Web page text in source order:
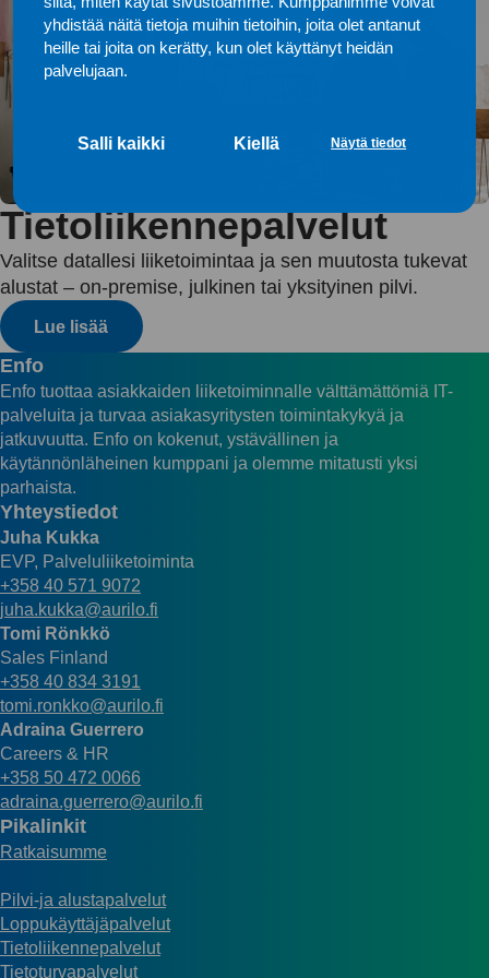
yhdistää näitä tietoja muihin tietoihin, joita olet antanut
heille tai joita on kerätty, kun olet käyttänyt heidän
palvelujaan.
Salli kaikki Kiellä Näytä tiedot
Tietoliikennepalvelut
Valitse datallesi liiketoimintaa ja sen muutosta tukevat
alustat – on-premise, julkinen tai yksityinen pilvi.
Lue lisää
Enfo
Enfo tuottaa asiakkaiden liiketoiminnalle välttämättömiä IT-
palveluita ja turvaa asiakasyritysten toimintakykyä ja
jatkuvuutta. Enfo on kokenut, ystävällinen ja
käytännönläheinen kumppani ja olemme mitatusti yksi
parhaista.
Yhteystiedot
Juha Kukka
EVP, Palveluliiketoiminta
+358 40 571 9072
juha.kukka@aurilo.fi
Tomi Rönkkö
Sales Finland
+358 40 834 3191
tomi.ronkko@aurilo.fi
Adraina Guerrero
Careers & HR
+358 50 472 0066
adraina.guerrero@aurilo.fi
Pikalinkit
Ratkaisumme
Pilvi-ja alustapalvelut
Loppukäyttäjäpalvelut
Tietoliikennepalvelut
Tietoturvapalvelut